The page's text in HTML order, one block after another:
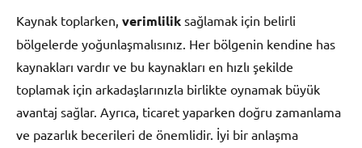
Kaynak toplarken, verimlilik sağlamak için belirli
bölgelerde yoğunlaşmalısınız. Her bölgenin kendine has
kaynakları vardır ve bu kaynakları en hızlı şekilde
toplamak için arkadaşlarınızla birlikte oynamak büyük
avantaj sağlar. Ayrıca, ticaret yaparken doğru zamanlama
ve pazarlık becerileri de önemlidir. İyi bir anlaşma